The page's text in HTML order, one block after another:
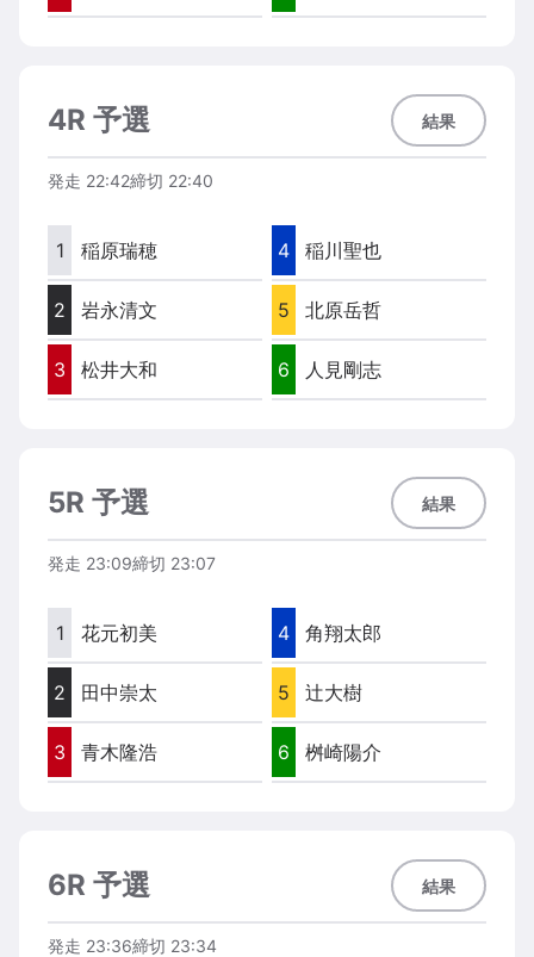
4R 予選 結果
発走 22:42締切 22:40
1 稲原瑞穂
2 岩永清文
3 松井大和
4 稲川聖也
5 北原岳哲
6 人見剛志
5R 予選 結果
発走 23:09締切 23:07
1 花元初美
2 田中崇太
3 青木隆浩
4 角翔太郎
5 辻大樹
6 桝崎陽介
6R 予選 結果
発走 23:36締切 23:34